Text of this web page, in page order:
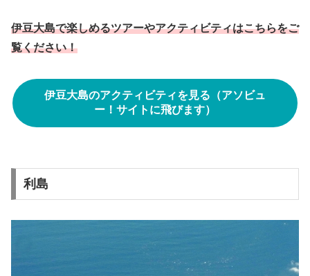
伊豆大島で楽しめるツアーやアクティビティはこちらをご
覧ください！
伊豆大島のアクティビティを見る（アソビュ
ー！サイトに飛びます）
利島